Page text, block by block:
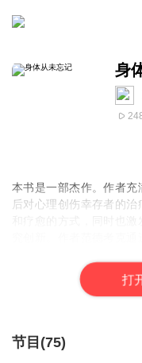
身
本书是一部杰作。作者
后对心理创伤幸存者的
究创新。作者范德考克
会记录创伤的经历。除
剧表演的方法，巧妙地
。
打
节目(75)